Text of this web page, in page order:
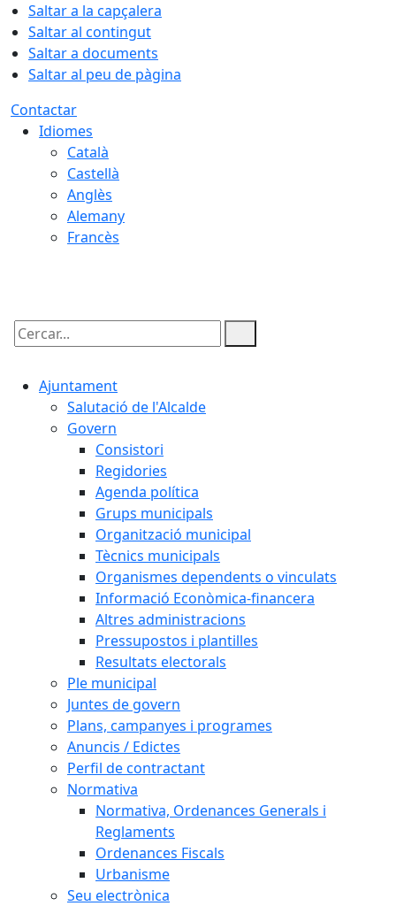
Saltar a la capçalera
Saltar al contingut
Saltar a documents
Saltar al peu de pàgina
Contactar
Idiomes
Català
Castellà
Anglès
Alemany
Francès
Cercar:
Ajuntament
Salutació de l'Alcalde
Govern
Consistori
Regidories
Agenda política
Grups municipals
Organització municipal
Tècnics municipals
Organismes dependents o vinculats
Informació Econòmica-financera
Altres administracions
Pressupostos i plantilles
Resultats electorals
Ple municipal
Juntes de govern
Plans, campanyes i programes
Anuncis / Edictes
Perfil de contractant
Normativa
Normativa, Ordenances Generals i
Reglaments
Ordenances Fiscals
Urbanisme
Seu electrònica